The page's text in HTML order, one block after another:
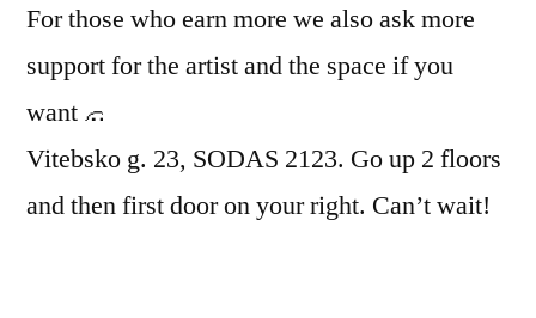
For those who earn more we also ask more
support for the artist and the space if you
want
Vitebsko g. 23, SODAS 2123. Go up 2 floors
and then first door on your right. Can’t wait!